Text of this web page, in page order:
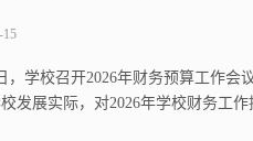
15
，学校召开2026年财务预算工作
发展实际，对2026年学校财务工